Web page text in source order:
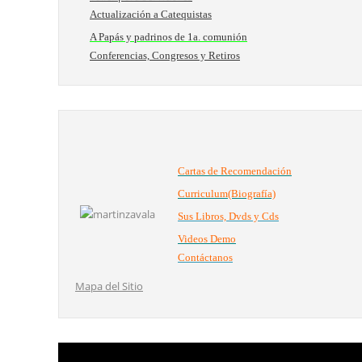
Actualización a Catequistas
A Papás y padrinos de 1a. comunión
Conferencias, Congresos y Retiros
Cartas de Recomendación
Curriculum(Biografía)
Sus Libros, Dvds y Cds
Videos Demo
Contáctanos
Mapa del Sitio